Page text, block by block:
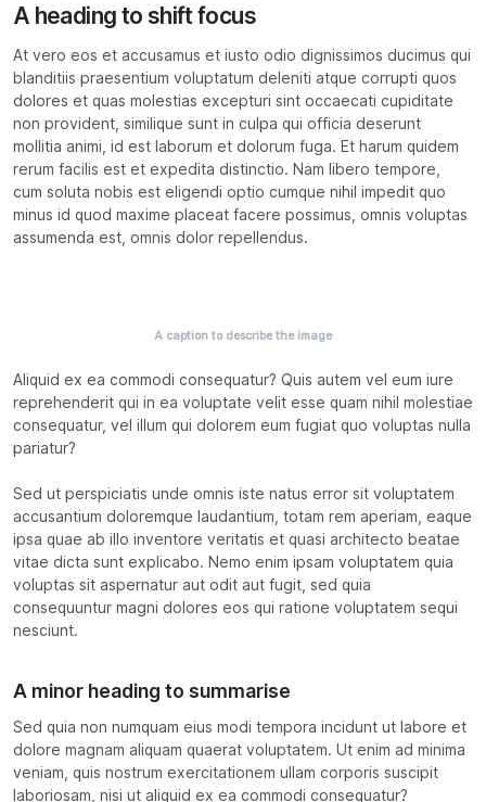
A heading to shift focus
At vero eos et accusamus et iusto odio dignissimos ducimus qui
blanditiis praesentium voluptatum deleniti atque corrupti quos
dolores et quas molestias excepturi sint occaecati cupiditate
non provident, similique sunt in culpa qui officia deserunt
mollitia animi, id est laborum et dolorum fuga. Et harum quidem
rerum facilis est et expedita distinctio. Nam libero tempore,
cum soluta nobis est eligendi optio cumque nihil impedit quo
minus id quod maxime placeat facere possimus, omnis voluptas
assumenda est, omnis dolor repellendus.
A caption to describe the image
Aliquid ex ea commodi consequatur? Quis autem vel eum iure
reprehenderit qui in ea voluptate velit esse quam nihil molestiae
consequatur, vel illum qui dolorem eum fugiat quo voluptas nulla
pariatur?
Sed ut perspiciatis unde omnis iste natus error sit voluptatem
accusantium doloremque laudantium, totam rem aperiam, eaque
ipsa quae ab illo inventore veritatis et quasi architecto beatae
vitae dicta sunt explicabo. Nemo enim ipsam voluptatem quia
voluptas sit aspernatur aut odit aut fugit, sed quia
consequuntur magni dolores eos qui ratione voluptatem sequi
nesciunt.
A minor heading to summarise
Sed quia non numquam eius modi tempora incidunt ut labore et
dolore magnam aliquam quaerat voluptatem. Ut enim ad minima
veniam, quis nostrum exercitationem ullam corporis suscipit
laboriosam, nisi ut aliquid ex ea commodi consequatur?